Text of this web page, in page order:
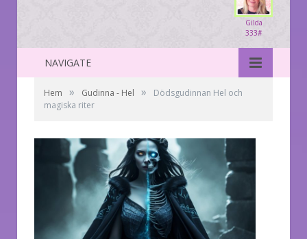
Gilda
333#
NAVIGATE
Hem » Gudinna - Hel »
Dödsgudinnan Hel och
magiska riter